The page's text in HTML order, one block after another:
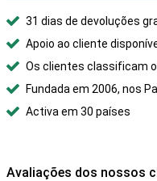
31 dias de devoluções
Apoio ao cliente
Os clientes classificam
Fundada em 2006, nos
Activa em 30 países
Avaliações dos nossos